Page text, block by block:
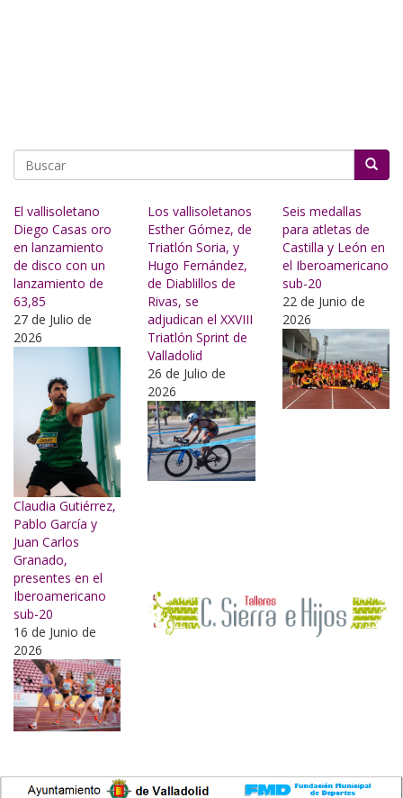
El vallisoletano
Diego Casas oro
en lanzamiento
de disco con un
lanzamiento de
63,85
27 de Julio de
2026
Los vallisoletanos
Esther Gómez, de
Triatlón Soria, y
Hugo Fernández,
de Diablillos de
Rivas, se
adjudican el XXVIII
Triatlón Sprint de
Valladolid
26 de Julio de
2026
Seis medallas
para atletas de
Castilla y León en
el Iberoamericano
sub-20
22 de Junio de
2026
Claudia Gutiérrez,
Pablo García y
Juan Carlos
Granado,
presentes en el
Iberoamericano
sub-20
16 de Junio de
2026